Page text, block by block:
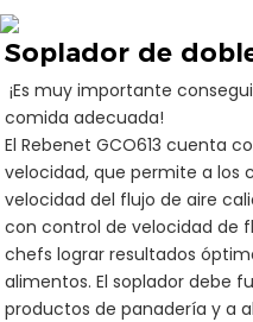
Soplador de
¡Es muy importante
comida adecuada!
El Rebenet GCO613 cuenta
velocidad, que permite a los
velocidad del flujo de aire
con control de velocidad de
chefs lograr resultados
alimentos. El soplador debe
productos de panadería y a